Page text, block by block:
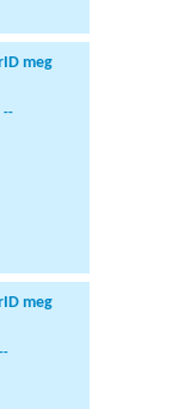
meg
--
meg